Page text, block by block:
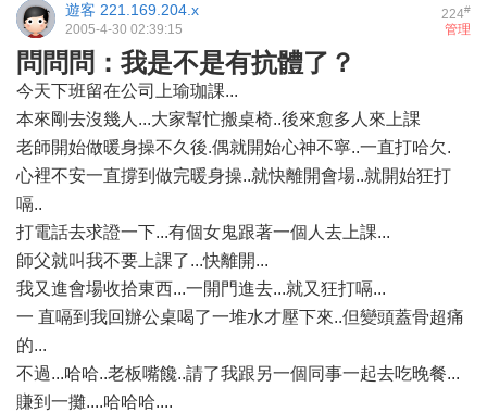
224#
遊客 221.169.204.x
管理
2005-4-30 02:39:15
問問問：我是不是有抗體了？
今天下班留在公司上瑜珈課...
本來剛去沒幾人...大家幫忙搬桌椅..後來愈多人來上課
老師開始做暖身操不久後.偶就開始心神不寧..一直打哈欠.
心裡不安一直撐到做完暖身操..就快離開會場..就開始狂打
嗝..
打電話去求證一下...有個女鬼跟著一個人去上課...
師父就叫我不要上課了...快離開...
我又進會場收拾東西...一開門進去...就又狂打嗝...
一 直嗝到我回辦公桌喝了一堆水才壓下來..但變頭蓋骨超痛
的...
不過...哈哈..老板嘴饞..請了我跟另一個同事一起去吃晚餐...
賺到一攤....哈哈哈....